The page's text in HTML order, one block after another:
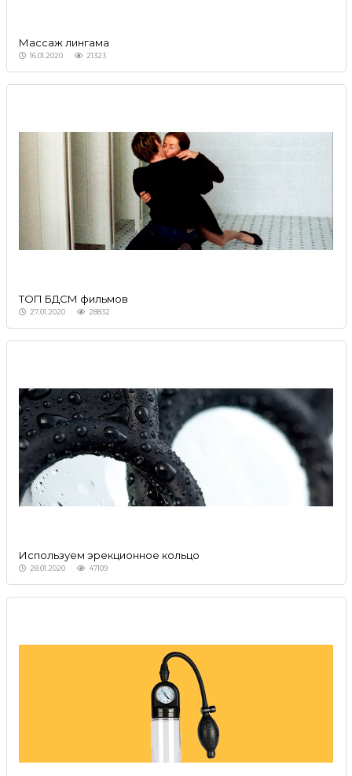
Массаж лингама
16.01.2020 21323
ТОП БДСМ фильмов
27.01.2020 28832
Используем эрекционное кольцо
28.01.2020 47109